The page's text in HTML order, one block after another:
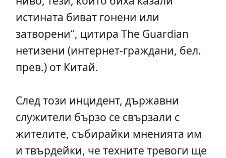
истината биват гонени или
затворени“, цитира The Guardian
нетизени (интернет-граждани, бел.
прев.) от Китай.
След този инцидент, държавни
служители бързо се свързали с
жителите, събирайки мненията им
и твърдейки, че техните тревоги ще